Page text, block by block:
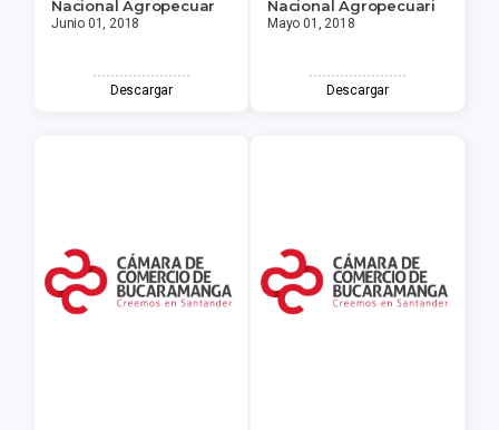
Nacional Agropecuar
Junio 01, 2018
Descargar
Nacional Agropecuari
Mayo 01, 2018
Descargar